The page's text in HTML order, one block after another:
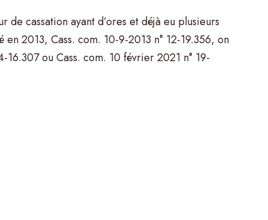
de cassation ayant d’ores et déjà eu plusieurs
2013, Cass. com. 10-9-2013 n° 12-19.356, on
ou Cass. com. 10 février 2021 n° 19-